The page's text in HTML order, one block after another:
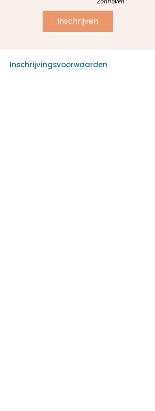
Inschrijven
Inschrijvingsvoorwaarden